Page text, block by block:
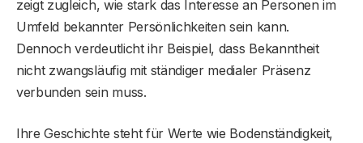
zeigt zugleich, wie stark das Interesse an Personen im
Umfeld bekannter Persönlichkeiten sein kann.
Dennoch verdeutlicht ihr Beispiel, dass Bekanntheit
nicht zwangsläufig mit ständiger medialer Präsenz
verbunden sein muss.
Ihre Geschichte steht für Werte wie Bodenständigkeit,